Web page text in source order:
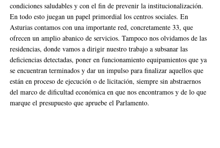
condiciones saludables y con el fin de prevenir la institucionalización.
En todo esto juegan un papel primordial los centros sociales. En
Asturias contamos con una importante red, concretamente 33, que
ofrecen un amplio abanico de servicios. Tampoco nos olvidamos de las
residencias, donde vamos a dirigir nuestro trabajo a subsanar las
deficiencias detectadas, poner en funcionamiento equipamientos que ya
se encuentran terminados y dar un impulso para finalizar aquellos que
están en proceso de ejecución o de licitación, siempre sin abstraernos
del marco de dificultad económica en que nos encontramos y de lo que
marque el presupuesto que apruebe el Parlamento.